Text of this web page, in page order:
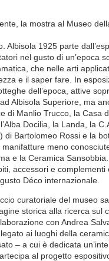
la mostra al Museo
Albisola 1925 parte
nel gusto di un’epoca
che nelle arti
e il saper fare. In
dell’epoca, attive
Albisola Superiore, ma
di Manlio Trucco, la Casa
Docilia, la Landa, la
di Bartolomeo Rossi e la
manifatture meno
e la Ceramica
accessori e complementi
Déco internazionale.
curatoriale del museo
storica alla ricerca sul
con Andrea
ai luoghi della
– a cui è dedicata
al progetto